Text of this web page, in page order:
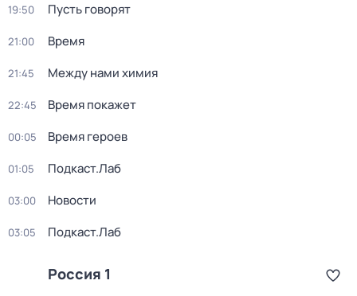
19:50 Пусть говорят
21:00 Время
21:45 Между нами химия
22:45 Время покажет
00:05 Время героев
01:05 Подкаст.Лаб
03:00 Новости
03:05 Подкаст.Лаб
Россия 1